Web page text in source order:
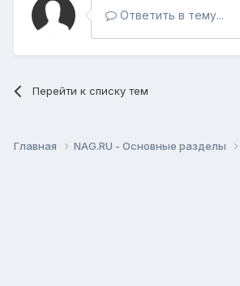
Ответить в тему...
Перейти к списку тем
Главная NAG.RU - Основные разделы